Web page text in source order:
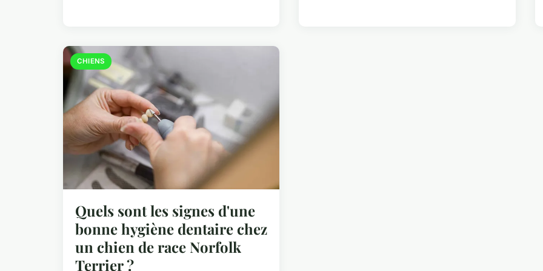
CHIENS
Quels sont les signes d'une
bonne hygiène dentaire chez
un chien de race Norfolk
Terrier ?